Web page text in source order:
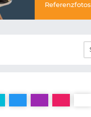
Referenzfotos